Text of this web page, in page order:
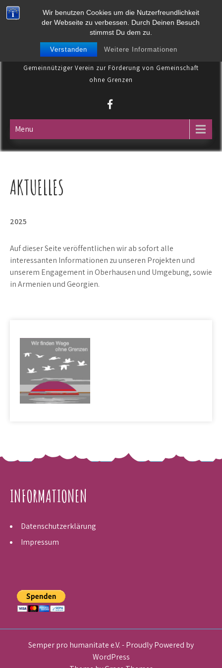
Wir benutzen Cookies um die Nutzerfreundlichkeit
der Webseite zu verbessen. Durch Deinen Besuch
stimmst Du dem zu.
Verstanden Weitere Informationen
Skip
to
SEMPER PRO HUMANITATE
E.V.
Gemeinnütziger Verein zur Förderung von Gemeinschaft
ohne Grenzen
Menu
AKTUELLES
2025
Auf dieser Seite veröffentlichen wir ab sofort alle
interessanten Informationen zu unseren Projekten und
unserem Engagement in Oberhausen und Umgebung, sowie
in Armenien und Georgien.
INFORMATIONEN
Datenschutzerklärung
Impressum
Semper pro humanitate e.V. - Proudly Powered by
WordPress